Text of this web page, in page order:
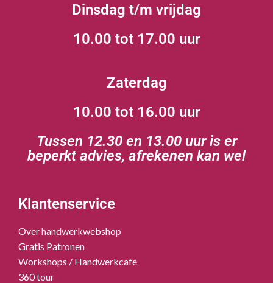
Dinsdag t/m vrijdag
10.00 tot 17.00 uur
Zaterdag
10.00 tot 16.00 uur
Tussen 12.30 en 13.00 uur is er
beperkt advies, afrekenen kan wel
Klantenservice
Over handwerkwebshop
Gratis Patronen
Workshops / Handwerkcafé
360 tour